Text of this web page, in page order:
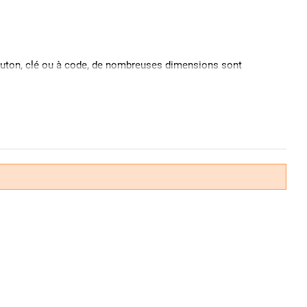
clé ou à code, de nombreuses dimensions sont
durant votre absence.
les effractions et